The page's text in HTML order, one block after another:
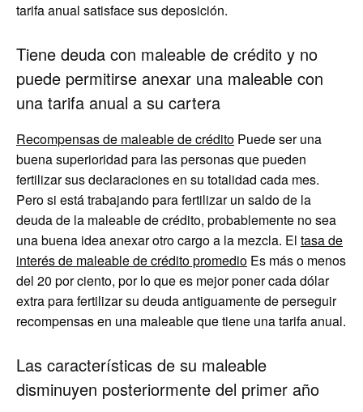
tarifa anual satisface sus deposición.
Tiene deuda con maleable de crédito y no
puede permitirse anexar una maleable con
una tarifa anual a su cartera
Recompensas de maleable de crédito Puede ser una
buena superioridad para las personas que pueden
fertilizar sus declaraciones en su totalidad cada mes.
Pero si está trabajando para fertilizar un saldo de la
deuda de la maleable de crédito, probablemente no sea
una buena idea anexar otro cargo a la mezcla. El tasa de
interés de maleable de crédito promedio Es más o menos
del 20 por ciento, por lo que es mejor poner cada dólar
extra para fertilizar su deuda antiguamente de perseguir
recompensas en una maleable que tiene una tarifa anual.
Las características de su maleable
disminuyen posteriormente del primer año